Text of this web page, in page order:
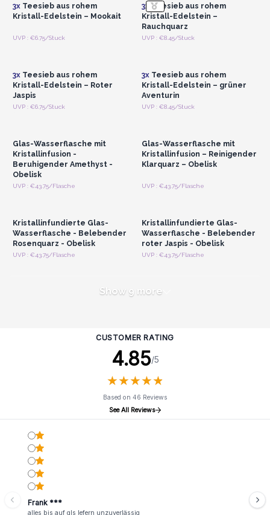
3xTeesieb aus rohem
Kristall-Edelstein – Mookait
UVP : €6.75/Stuck
3x Teesieb aus rohem
Kristall-Edelstein –
Rauchquarz
UVP : €8.45/Stuck
Anmelden oder
3xTeesieb aus rohem
Kristall-Edelstein – Roter
Jaspis
UVP : €6.75/Stuck
Anmelden oder
3xTeesieb aus rohem
Kristall-Edelstein – grüner
Aventurin
UVP : €8.45/Stuck
Anmelden oder
Glas-Wasserflasche mit
Kristallinfusion -
Beruhigender Amethyst -
Obelisk
UVP : €43.75/Flasche
Anmelden oder
Glas-Wasserflasche mit
Kristallinfusion – Reinigender
Klarquarz – Obelisk
UVP : €43.75/Flasche
Anmelden oder
Kristallinfundierte Glas-
Wasserflasche - Belebender
Rosenquarz - Obelisk
UVP : €43.75/Flasche
Anmelden oder
Kristallinfundierte Glas-
Wasserflasche - Belebender
roter Jaspis - Obelisk
UVP : €43.75/Flasche
Show 9 more
CUSTOMER RATING
4.85/5
★★★★★
★★★★★
Based on 46 Reviews
See All Reviews
Frank ***
alles bis auf gls lefern unzuverlässig